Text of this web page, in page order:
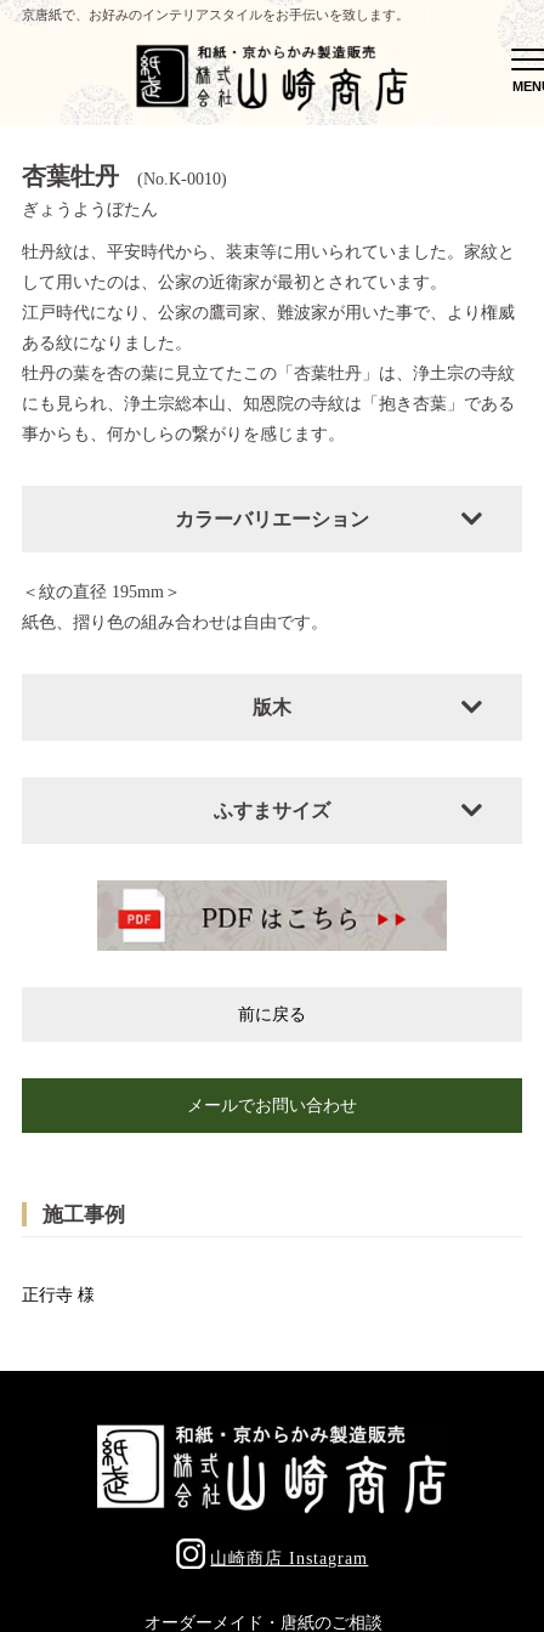
京唐紙で、お好みのインテリアスタイルをお手伝いを致します。
杏葉牡丹
(No.K-0010)
ぎょうようぼたん
牡丹紋は、平安時代から、装束等に用いられていました。家紋と
して用いたのは、公家の近衛家が最初とされています。
江戸時代になり、公家の鷹司家、難波家が用いた事で、より権威
ある紋になりました。
牡丹の葉を杏の葉に見立てたこの「杏葉牡丹」は、浄土宗の寺紋
にも見られ、浄土宗総本山、知恩院の寺紋は「抱き杏葉」である
事からも、何かしらの繋がりを感じます。
カラーバリエーション
＜紋の直径 195mm＞
紙色、摺り色の組み合わせは自由です。
版木
ふすまサイズ
前に戻る
メールでお問い合わせ
施工事例
正行寺 様
山崎商店 Instagram
オーダーメイド・唐紙のご相談